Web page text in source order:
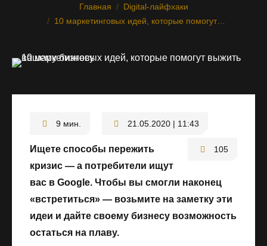
Главная
Digital-лайфхаки
10 маркетинговых идей, которые помогут…
21.05.2020 | 11:43
105
Ищете способы пережить
кризис — а потребители ищут
вас в Google. Чтобы вы смогли наконец
«встретиться» — возьмите на заметку эти
идеи и дайте своему бизнесу возможность
остаться на плаву.